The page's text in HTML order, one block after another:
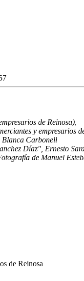
de Reinosa),
y empresarios
Blanca Carbonell
Díaz", Ernesto
de Manuel
de Reinosa